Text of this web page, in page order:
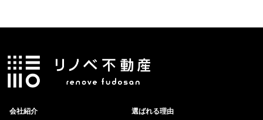
会社紹介
選ばれる理由